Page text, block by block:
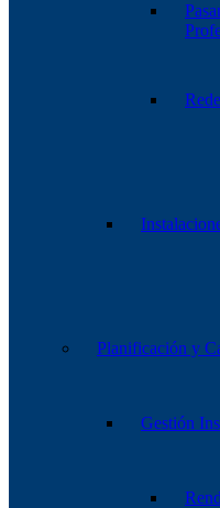
Planificación y
Gestión